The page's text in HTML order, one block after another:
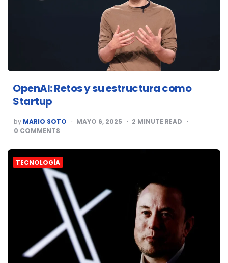
OpenAI: Retos y su estructura como
Startup
POSTED
BY
by MARIO SOTO MAYO 6, 2025 2 MINUTE READ
0 COMMENTS
TECNOLOGÍA